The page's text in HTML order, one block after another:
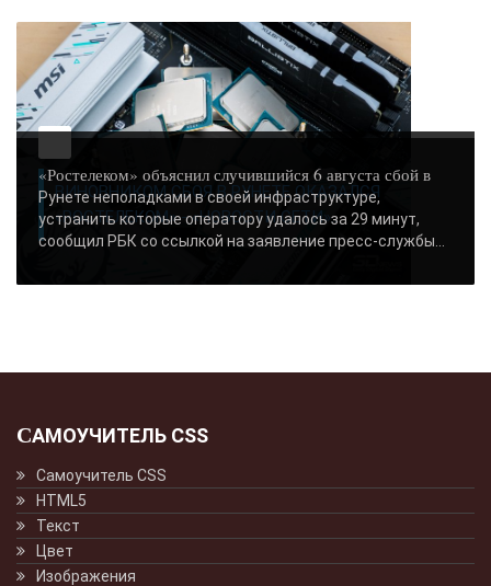
ВИНОВНИКОМ СБОЯ В РУНЕТЕ ОКАЗАЛСЯ
«РОСТЕЛЕКОМ» - «НОВОСТИ СЕТИ»..
«Ростелеком» объяснил случившийся 6 августа сбой в
Рунете неполадками в своей инфраструктуре,
устранить которые оператору удалось за 29 минут,
сообщил РБК со ссылкой на заявление пресс-службы...
САМОУЧИТЕЛЬ CSS
Самоучитель CSS
HTML5
Текст
Цвет
Изображения